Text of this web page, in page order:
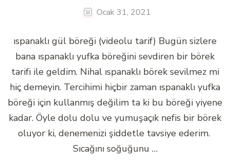
Ocak 31, 2021
ıspanaklı gül böreği (videolu tarif) Bugün sizlere
bana ıspanaklı yufka böreğini sevdiren bir börek
tarifi ile geldim. Nihal ıspanaklı börek sevilmez mi
hiç demeyin. Tercihimi hiçbir zaman ıspanaklı yufka
böreği için kullanmış değilim ta ki bu böreği yiyene
kadar. Öyle dolu dolu ve yumuşaçık nefis bir börek
oluyor ki, denemenizi şiddetle tavsiye ederim.
Sıcağını soğuğunu …